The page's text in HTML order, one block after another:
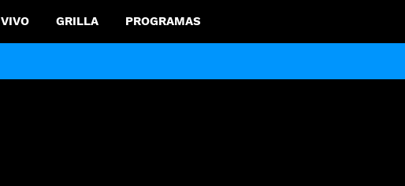
VIVO GRILLA PROGRAMAS